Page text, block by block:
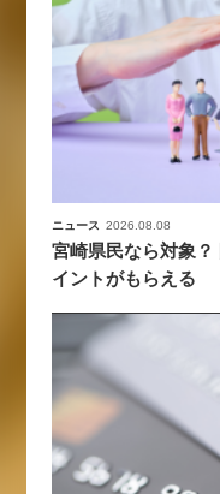
ニュース 2026.08.08
宮崎県民なら対象
イントがもらえる